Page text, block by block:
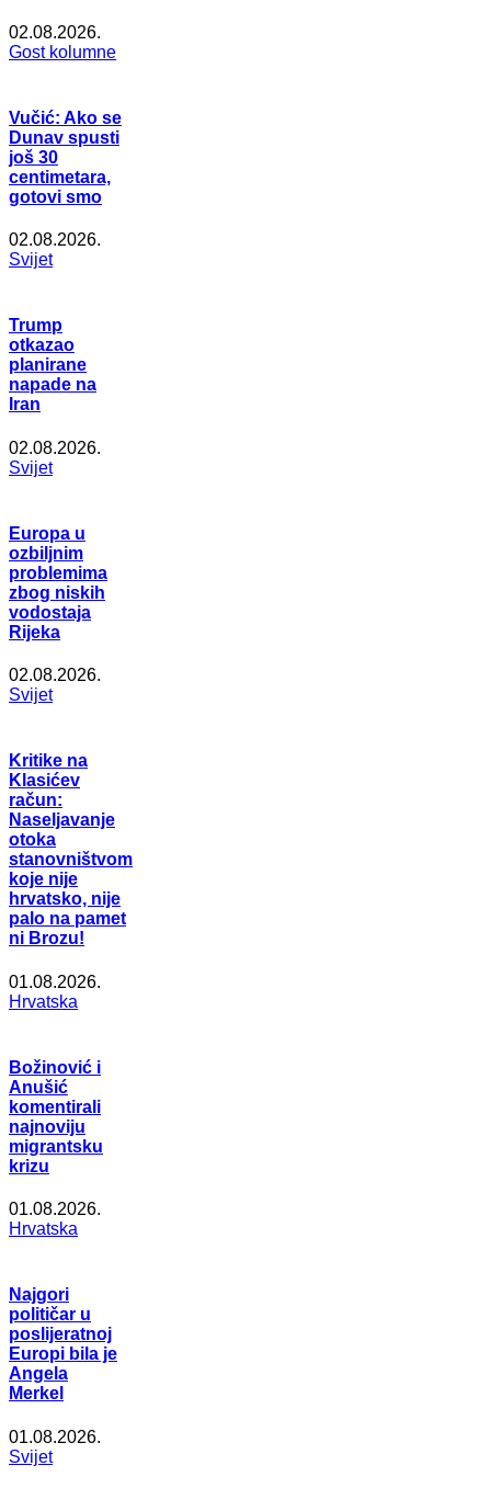
02.08.2026.
Gost kolumne
Vučić: Ako se
Dunav spusti
još 30
centimetara,
gotovi smo
02.08.2026.
Svijet
Trump
otkazao
planirane
napade na
Iran
02.08.2026.
Svijet
Europa u
ozbiljnim
problemima
zbog niskih
vodostaja
Rijeka
02.08.2026.
Svijet
Kritike na
Klasićev
račun:
Naseljavanje
otoka
stanovništvom
koje nije
hrvatsko, nije
palo na pamet
ni Brozu!
01.08.2026.
Hrvatska
Božinović i
Anušić
komentirali
najnoviju
migrantsku
krizu
01.08.2026.
Hrvatska
Najgori
političar u
poslijeratnoj
Europi bila je
Angela
Merkel
01.08.2026.
Svijet